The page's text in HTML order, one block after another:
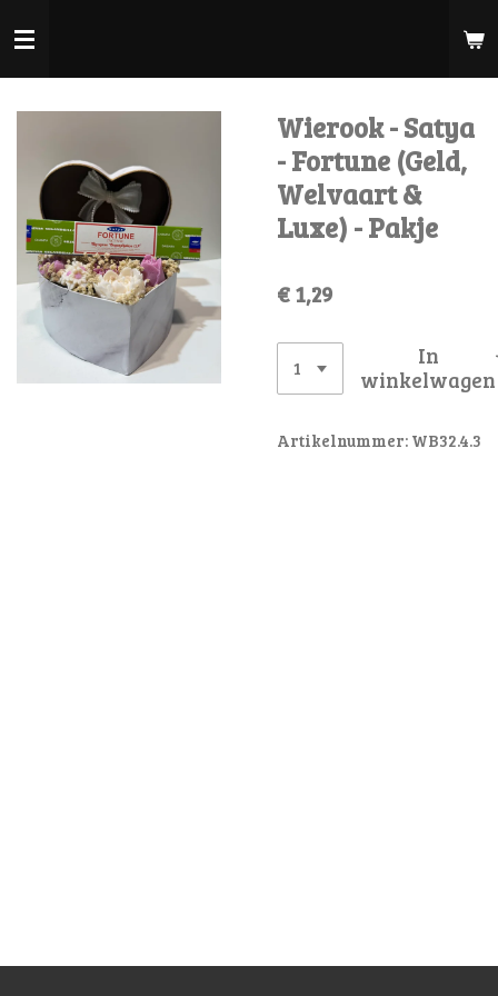
direct
Wierook - Satya
- Fortune (Geld,
Welvaart &
Luxe) - Pakje
€ 1,29
In
winkelwagen
Artikelnummer: WB32.4.3